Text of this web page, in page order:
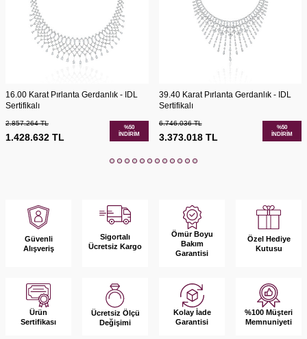
16.00 Karat Pırlanta Gerdanlık - IDL
Sertifikalı
2.857.264TL
1.428.632 TL
%50
İNDIRIM
39.40 Karat Pırlanta Gerdanlık - IDL
Sertifikalı
6.746.036TL
3.373.018TL
%50
İNDIRIM
Güvenli
Alışveriş
Sigortalı
Ücretsiz Kargo
Ömür Boyu
Bakım
Garantisi
Özel Hediye
Kutusu
Ürün
Sertifikası
Ücretsiz Ölçü
Değişimi
Kolay İade
Garantisi
%100 Müşteri
Memnuniyeti